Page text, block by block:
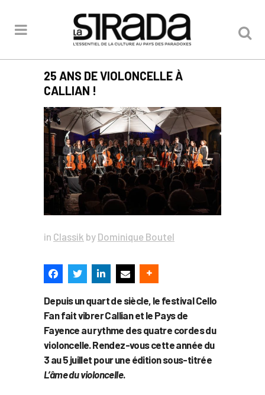
25 ANS DE VIOLONCELLE À
CALLIAN !
in Classik by Dominique Boutel
Depuis un quart de siècle, le festival Cello
Fan fait vibrer Callian et le Pays de
Fayence au rythme des quatre cordes du
violoncelle. Rendez-vous cette année du
3 au 5 juillet pour une édition sous-titrée
L’âme du violoncelle.